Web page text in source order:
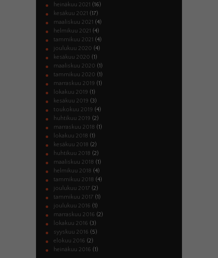
heinäkuu 2021 (16)
kesäkuu 2021 (17)
maaliskuu 2021 (4)
helmikuu 2021 (4)
tammikuu 2021 (4)
joulukuu 2020 (4)
kesäkuu 2020 (1)
maaliskuu 2020 (1)
tammikuu 2020 (1)
marraskuu 2019 (1)
lokakuu 2019 (1)
kesäkuu 2019 (3)
toukokuu 2019 (4)
huhtikuu 2019 (2)
marraskuu 2018 (1)
lokakuu 2018 (1)
kesäkuu 2018 (2)
huhtikuu 2018 (2)
maaliskuu 2018 (1)
helmikuu 2018 (4)
tammikuu 2018 (4)
joulukuu 2017 (2)
tammikuu 2017 (1)
joulukuu 2016 (1)
marraskuu 2016 (2)
lokakuu 2016 (3)
syyskuu 2016 (5)
elokuu 2016 (2)
heinäkuu 2016 (1)